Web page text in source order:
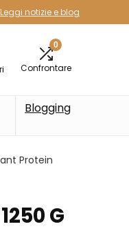
Leggi notizie e blog
0
Confrontare
Blogging
Protein
G